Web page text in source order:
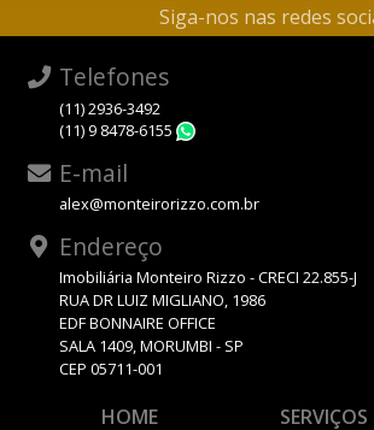
Siga-nos nas redes
Telefones
(11) 2936-3492
(11) 9 8478-6155
E-mail
alex@monteirorizzo.com.br
Endereço
Imobiliária Monteiro Rizzo - CRECI 22.855-J
RUA DR LUIZ MIGLIANO, 1986
EDF BONNAIRE OFFICE
SALA 1409, MORUMBI - SP
CEP 05711-001
HOME SERVIÇOS